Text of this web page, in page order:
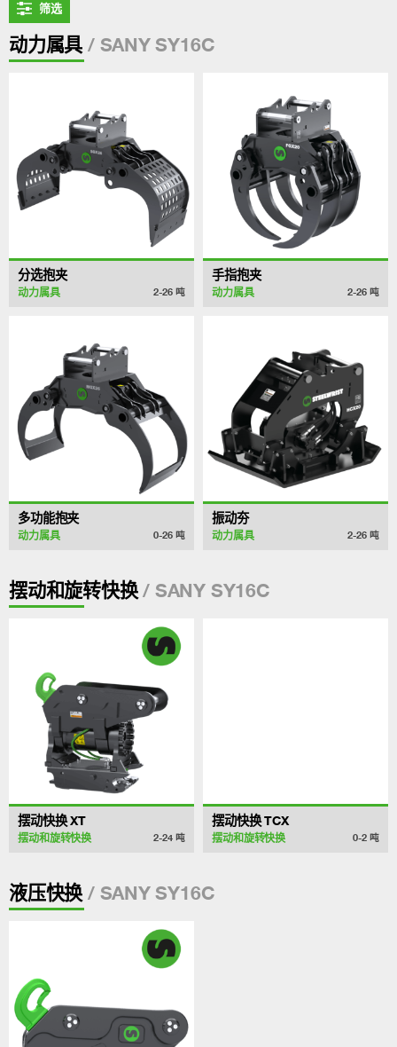
筛选
动力属具 / SANY SY16C
分选抱夹
动力属具 2-26 吨
手指抱夹
动力属具 2-26 吨
多功能抱夹
动力属具 0-26 吨
振动夯
动力属具 2-26 吨
摆动和旋转快换/ SANY SY16C
摆动快换 XT
摆动和旋转快换 2-24 吨
摆动快换 TCX
摆动和旋转快换 0-2 吨
液压快换 / SANY SY16C